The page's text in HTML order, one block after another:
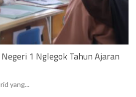
1 Nglegok Tahun Ajaran
yang...